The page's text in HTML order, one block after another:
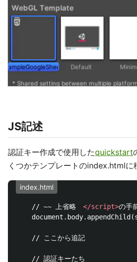
JS記述
認証キー作成で使用したquickstart
くつかテンプレートのindex.htmlに
index.html
    // ~~ 上省略
</script>の手
    // ここから追記
    // 認証キーたち